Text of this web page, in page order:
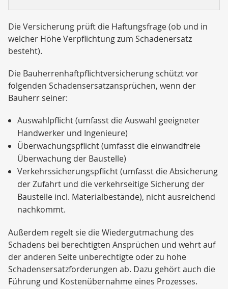
Die Versicherung prüft die Haftungsfrage (ob und in
welcher Höhe Verpflichtung zum Schadenersatz
besteht).
Die Bauherrenhaftpflichtversicherung schützt vor
folgenden Schadensersatzansprüchen, wenn der
Bauherr seiner:
Auswahlpflicht (umfasst die Auswahl geeigneter
Handwerker und Ingenieure)
Überwachungspflicht (umfasst die einwandfreie
Überwachung der Baustelle)
Verkehrssicherungspflicht (umfasst die Absicherung
der Zufahrt und die verkehrseitige Sicherung der
Baustelle incl. Materialbestände), nicht ausreichend
nachkommt.
Außerdem regelt sie die Wiedergutmachung des
Schadens bei berechtigten Ansprüchen und wehrt auf
der anderen Seite unberechtigte oder zu hohe
Schadensersatzforderungen ab. Dazu gehört auch die
Führung und Kostenübernahme eines Prozesses.